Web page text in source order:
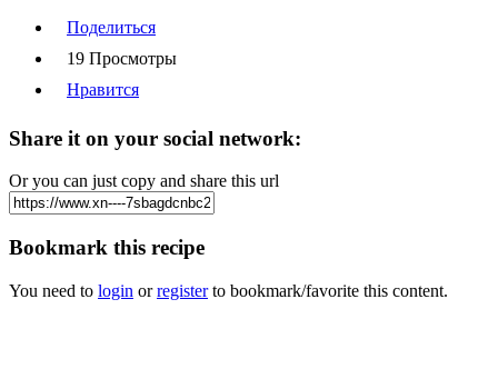
Поделиться
19 Просмотры
Нравится
Share it on your social network:
Or you can just copy and share this url
Bookmark this recipe
You need to login orregisterto bookmark/favorite this content.